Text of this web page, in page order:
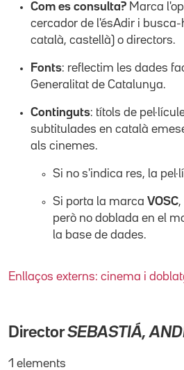
Com es consulta? Marca
cercador de l'ésAdir i
català, castellà) o directors.
Fonts: reflectim les dades
Generalitat de Catalunya.
Continguts: títols de
subtitulades en català
als cinemes.
Si no s'indica res, la
Si porta la marca VOSC,
però no doblada en el
la base de dades.
Enllaços externs: cinema i
DirectorSEBASTIÁ,
1 elements